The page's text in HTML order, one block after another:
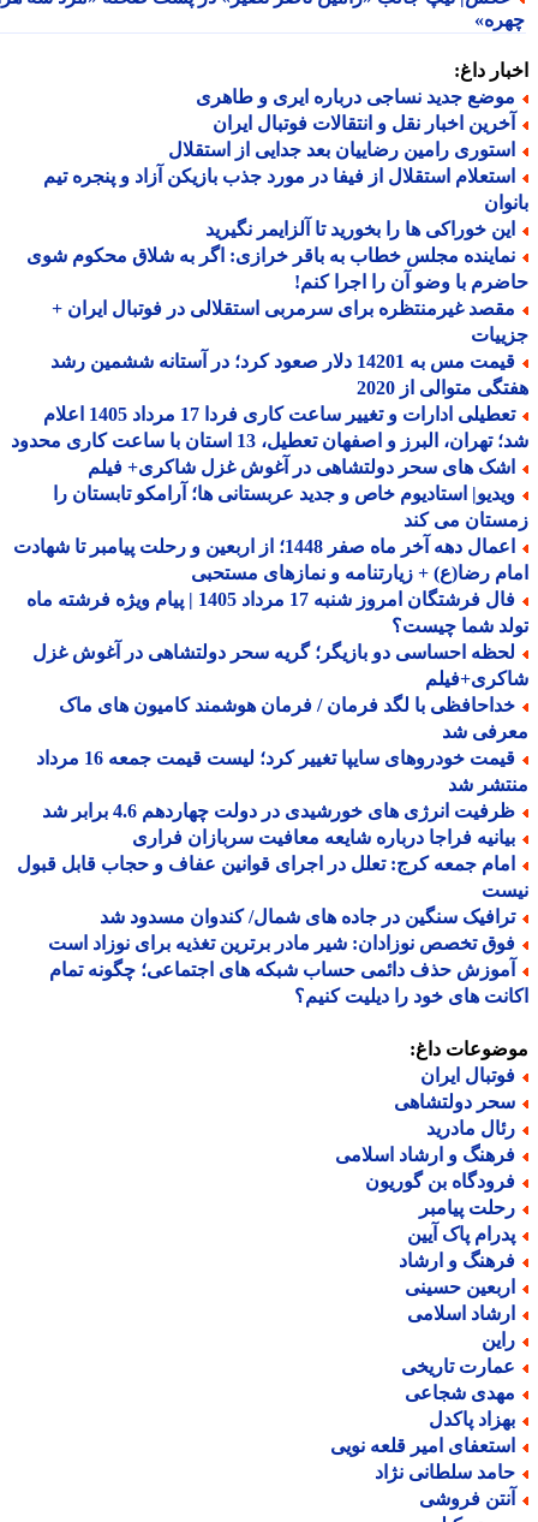
داغ:
جدید نساجی درباره ایری و طاهری
اخبار نقل و انتقالات فوتبال ایران
رامین رضاییان بعد جدایی از استقلال
استقلال از فیفا در مورد جذب بازیکن آزاد و پنجره تیم
خوراکی ها را بخورید تا آلزایمر نگیرید
مجلس خطاب به باقر خرازی: اگر به شلاق محکوم شوی
با وضو آن را اجرا کنم!
غیرمنتظره برای سرمربی استقلالی در فوتبال ایران +
قیمت مس به 14201 دلار صعود کرد؛ در آستانه ششمین رشد
متوالی از 2020
تعطیلی ادارات و تغییر ساعت کاری فردا 17 مرداد 1405 اعلام
البرز و اصفهان تعطیل، 13 استان با ساعت کاری محدود
های سحر دولتشاهی در آغوش غزل شاکری+ فیلم
استادیوم خاص و جدید عربستانی ها؛ آرامکو تابستان را
می کند
اعمال دهه آخر ماه صفر 1448؛ از اربعین و رحلت پیامبر تا شهادت
رضا(ع) + زیارتنامه و نمازهای مستحبی
فال فرشتگان امروز شنبه 17 مرداد 1405 | پیام ویژه فرشته ماه
شما چیست؟
احساسی دو بازیگر؛ گریه سحر دولتشاهی در آغوش غزل
با لگد فرمان / فرمان هوشمند کامیون های ماک
شد
قیمت خودروهای سایپا تغییر کرد؛ لیست قیمت جمعه 16 مرداد
شد
انرژی های خورشیدی در دولت چهاردهم 4.6 برابر شد
فراجا درباره شایعه معافیت سربازان فراری
جمعه کرج: تعلل در اجرای قوانین عفاف و حجاب قابل قبول
سنگین در جاده های شمال/ کندوان مسدود شد
تخصص نوزادان: شیر مادر برترین تغذیه برای نوزاد است
حذف دائمی حساب شبکه های اجتماعی؛ چگونه تمام
های خود را دیلیت کنیم؟
داغ:
ایران
دولتشاهی
مادرید
و ارشاد اسلامی
بن گوریون
پیامبر
پاک آیین
و ارشاد
حسینی
اسلامی
تاریخی
شجاعی
پاکدل
امیر قلعه نویی
سلطانی نژاد
فروشی